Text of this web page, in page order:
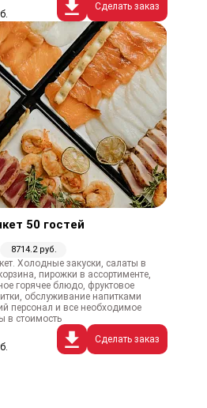
Сделать заказ
50 гостей
8714.2 руб.
Холодные закуски, салаты в
пирожки в ассортименте,
горячее блюдо, фруктовое
обслуживание напитками
персонал и все необходимое
в стоимость
Сделать заказ